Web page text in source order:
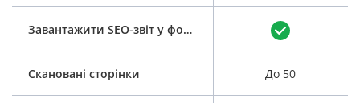
Завантажити SEO-звіт у форматі PDF
Скановані сторінки До 50